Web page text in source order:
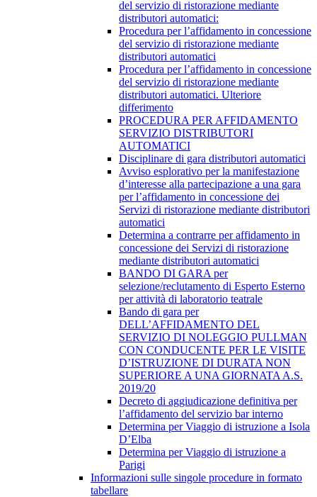
del servizio di ristorazione mediante
distributori automatici:
Procedura per l’affidamento in concessione
del servizio di ristorazione mediante
distributori automatici
Procedura per l’affidamento in concessione
del servizio di ristorazione mediante
distributori automatici. Ulteriore
differimento
PROCEDURA PER AFFIDAMENTO
SERVIZIO DISTRIBUTORI
AUTOMATICI
Disciplinare di gara distributori automatici
Avviso esplorativo per la manifestazione
d’interesse alla partecipazione a una gara
per l’affidamento in concessione dei
Servizi di ristorazione mediante distributori
automatici
Determina a contrarre per affidamento in
concessione dei Servizi di ristorazione
mediante distributori automatici
BANDO DI GARA per
selezione/reclutamento di Esperto Esterno
per attività di laboratorio teatrale
Bando di gara per
DELL’AFFIDAMENTO DEL
SERVIZIO DI NOLEGGIO PULLMAN
CON CONDUCENTE PER LE VISITE
D’ISTRUZIONE DI DURATA NON
SUPERIORE A UNA GIORNATA A.S.
2019/20
Decreto di aggiudicazione definitiva per
l’affidamento del servizio bar interno
Determina per Viaggio di istruzione a Isola
D’Elba
Determina per Viaggio di istruzione a
Parigi
Informazioni sulle singole procedure in formato
tabellare